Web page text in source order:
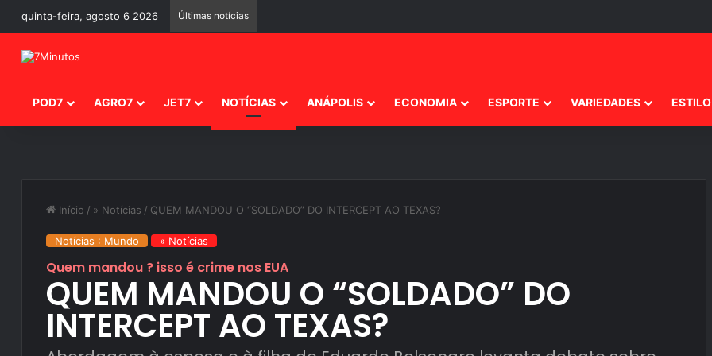
quinta-feira, agosto 6 2026 Últimas notícias
POD7 AGRO7 JET7 NOTÍCIAS ANÁPOLIS ECONOMIA ESPORTE VARIEDADES ESTILO
Início / » Notícias / QUEM MANDOU O “SOLDADO” DO INTERCEPT AO TEXAS?
Notícias : Mundo » Notícias
Quem mandou ? isso é crime nos EUA
QUEM MANDOU O “SOLDADO” DO
INTERCEPT AO TEXAS?